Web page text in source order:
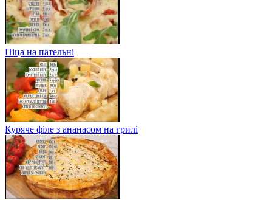
Піца на пательні
Куряче філе з ананасом на грилі